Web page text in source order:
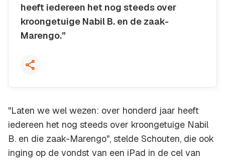
heeft iedereen het nog steeds over
kroongetuige Nabil B. en de zaak-
Marengo.”Kopieer quote
"Laten we wel wezen: over honderd jaar heeft
iedereen het nog steeds over kroongetuige Nabil
B. en die zaak-Marengo", stelde Schouten, die ook
inging op de vondst van een iPad in de cel van